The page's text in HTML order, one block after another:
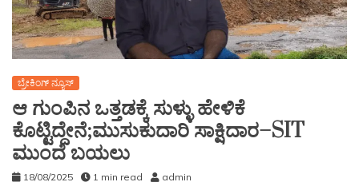
ಬ್ರೇಕಿಂಗ್ ನ್ಯೂಸ್
ಆ ಗುಂಪಿನ ಒತ್ತಡಕ್ಕೆ ಸುಳ್ಳು ಹೇಳಿಕೆ
ಕೊಟ್ಟಿದ್ದೇನೆ;ಮುಸುಕುದಾರಿ ಸಾಕ್ಷಿದಾರ–SIT
ಮುಂದೆ ಬಯಲು
18/08/2025 1 min read admin